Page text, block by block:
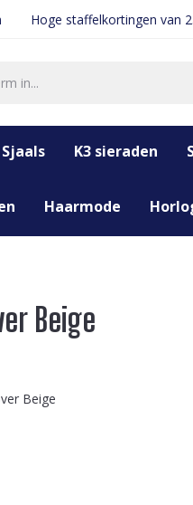
Hoge staffelkortingen van
Sjaals K3 sieraden
Haarmode
Beige